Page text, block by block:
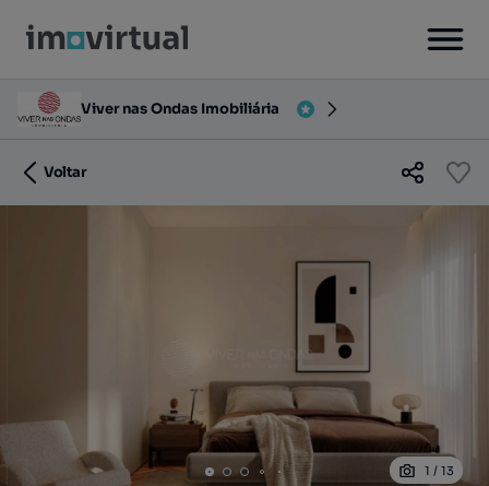
Viver nas Ondas Imobiliária
Voltar
1 / 13